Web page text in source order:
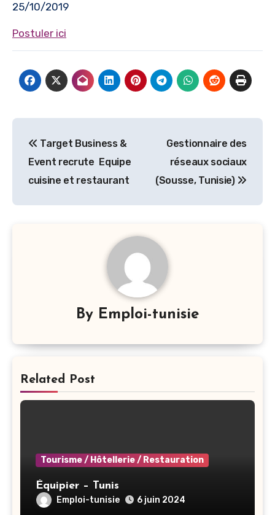
25/10/2019
Postuler ici
de
l’article
Target Business &
Event recrute Equipe
cuisine et restaurant
Gestionnaire des
réseaux sociaux
(Sousse, Tunisie)
By Emploi-tunisie
Related Post
Tourisme / Hôtellerie / Restauration
Équipier – Tunis
Emploi-tunisie 6 juin 2024